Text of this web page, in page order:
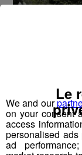
Nos montagnes
elles ne sont
puisqu’il suffit
d’apprécier les
We and our
on your consent
access
personalised
ad
Le